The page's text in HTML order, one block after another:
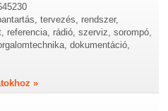
tervezés, rendszer,
referencia, rádió, szerviz, sorompó,
dokumentáció,
»